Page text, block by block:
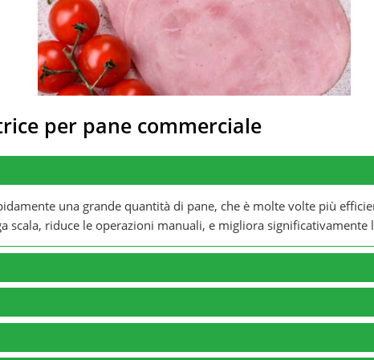
per pane commerciale
una grande quantità di pane, che è molte volte più
scala, riduce le operazioni manuali, e migliora significativamente